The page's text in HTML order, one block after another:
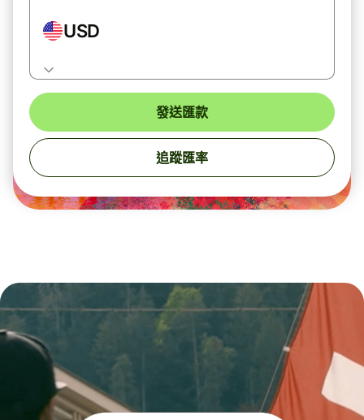
USD
發送匯款
追蹤匯率